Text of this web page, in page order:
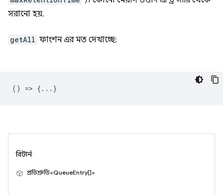
সরানো হয়.
getAll ফাংশন এর মত দেখাচ্ছে:
() => {...}
রিটার্ন
প্রতিশ্রুতি<QueueEntry[]>